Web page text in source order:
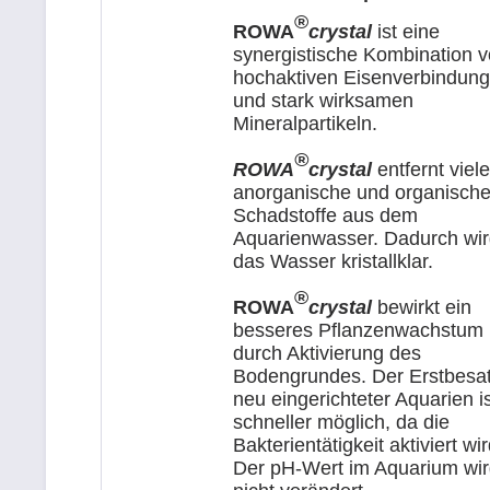
ROWA®crystalist eine
synergistische Kombination
hochaktiven
und stark wirksamen
Mineralpartikeln.
ROWA®crystalentfernt viele
anorganische und organische
Schadstoffe aus dem
Aquarienwasser. Dadurch
das Wasser kristallklar.
ROWA®crystalbewirkt ein
besseres Pflanzenwachstum
durch Aktivierung des
Bodengrundes. Der
neu eingerichteter Aquarien
schneller möglich, da die
Bakterientätigkeit aktiviert
Der pH-Wert im Aquarium